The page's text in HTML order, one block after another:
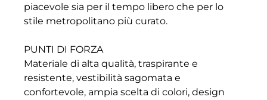
piacevole sia per il tempo libero che per lo
stile metropolitano più curato.
PUNTI DI FORZA
Materiale di alta qualità, traspirante e
resistente, vestibilità sagomata e
confortevole, ampia scelta di colori, design